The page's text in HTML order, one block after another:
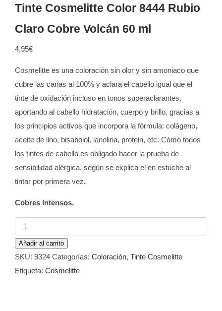
Tinte Cosmelitte Color 8444 Rubio
Claro Cobre Volcán 60 ml
4,95€
Cosmelitte es una coloración sin olor y sin amoniaco que
cubre las canas al 100% y aclara el cabello igual que el
tinte de oxidación incluso en tonos superaclarantes,
aportando al cabello hidratación, cuerpo y brillo, gracias a
los principios activos que incorpora la fórmula: colágeno,
aceite de lino, bisabolol, lanolina, protein, etc. Cómo todos
los tintes de cabello es obligado hacer la prueba de
sensibilidad alérgica, según se explica el en estuche al
tintar por primera vez.
Cobres Intensos.
Tinte
Cosmelitte
Color
Añadir al carrito
SKU: 9324 Categorías: Coloración, Tinte Cosmelitte
Etiqueta: Cosmelitte